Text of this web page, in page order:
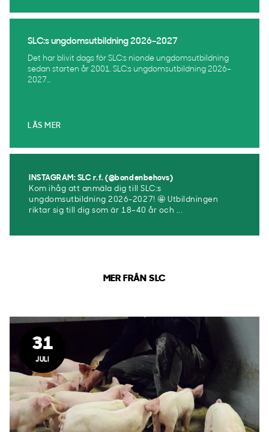
SLC:s ungdomsutbildning 2026–2027
Det har blivit dags för SLC:s nionde ungdomsutbildning
sedan starten år 2001. SLC:s ungdomsutbildning 2026–
2027...
LÄS MER
INSTAGRAM: SLC r.f. (@bondenbehovs)
Kom ihåg att anmäla dig till SLC:s
ungdomsutbildning 2026-2027! 🤩 Utbildningen
riktar sig till dig som är 18–40 år och ...
MER FRÅN SLC
31
JULI